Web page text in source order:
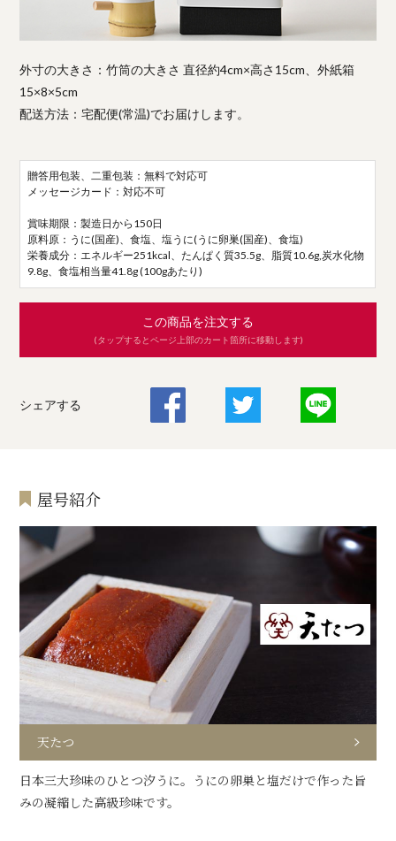
外寸の大きさ：竹筒の大きさ 直径約4cm×高さ15cm、外紙箱
15×8×5cm
配送方法：宅配便(常温)でお届けします。
贈答用包装、二重包装：無料で対応可
メッセージカード：対応不可
賞味期限：製造日から150日
原料原：うに(国産)、食塩、塩うに(うに卵巣(国産)、食塩)
栄養成分：エネルギー251kcal、たんぱく質35.5g、脂質10.6g,炭水化物
9.8g、食塩相当量41.8g (100gあたり)
この商品を注文する
(タップするとページ上部のカート箇所に移動します)
シェアする
屋号紹介
天たつ
日本三大珍味のひとつ汐うに。うにの卵巣と塩だけで作った旨
みの凝縮した高級珍味です。